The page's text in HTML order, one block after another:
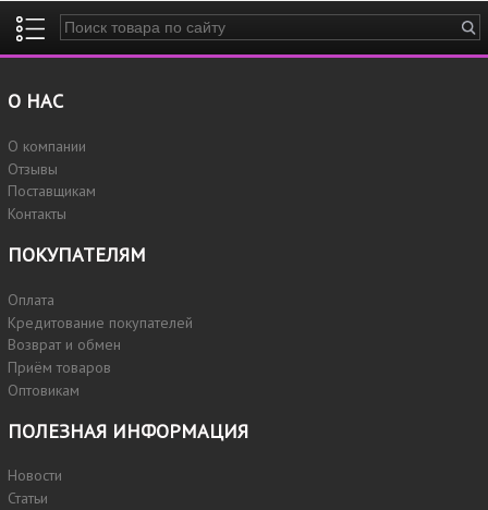
Введите ключевые слова для поиска
О НАС
О компании
Отзывы
Поставщикам
Контакты
ПОКУПАТЕЛЯМ
Оплата
Кредитование покупателей
Возврат и обмен
Приём товаров
Оптовикам
ПОЛЕЗНАЯ ИНФОРМАЦИЯ
Новости
Статьи